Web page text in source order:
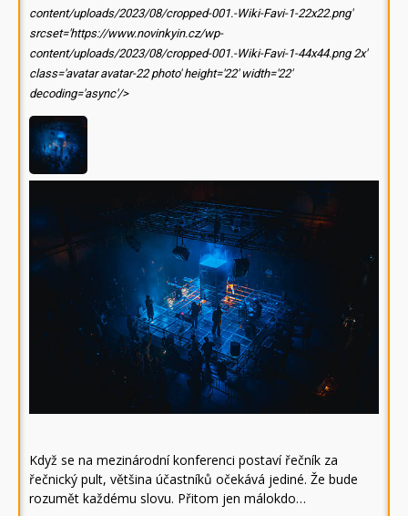
content/uploads/2023/08/cropped-001.-Wiki-Favi-1-22x22.png'
srcset='https://www.novinkyin.cz/wp-
content/uploads/2023/08/cropped-001.-Wiki-Favi-1-44x44.png 2x'
class='avatar avatar-22 photo' height='22' width='22'
decoding='async'/>
Když se na mezinárodní konferenci postaví řečník za
řečnický pult, většina účastníků očekává jediné. Že bude
rozumět každému slovu. Přitom jen málokdo…